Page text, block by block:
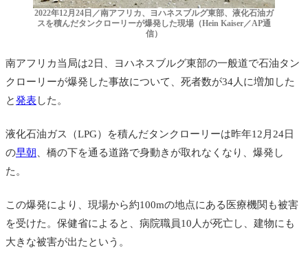
2022年12月24日／南アフリカ、ヨハネスブルグ東部、液化石油ガ
スを積んだタンクローリーが爆発した現場（Hein Kaiser／AP通
信）
南アフリカ当局は2日、 ヨハネスブルグ東部の一般道で石油タン
クローリーが爆発 した事故について、死者数が34人に増加した
と発表した。
液化石油ガス（LPG）を積んだタンクローリーは昨年12月24日
の早朝
橋の下を通る道路で身動きが取れなくなり、爆発し
た。
この爆発により、現場から約100mの地点にある医療機関も被害
を受けた。保健省によると、病院職員10人が死亡し、建物にも
大きな被害が出たという。